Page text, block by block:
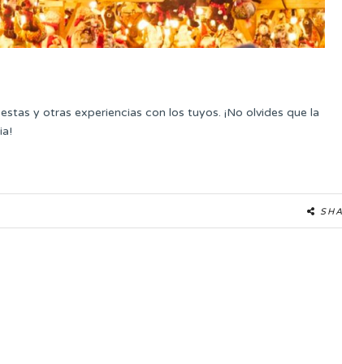
y otras experiencias con los tuyos. ¡No olvides que la